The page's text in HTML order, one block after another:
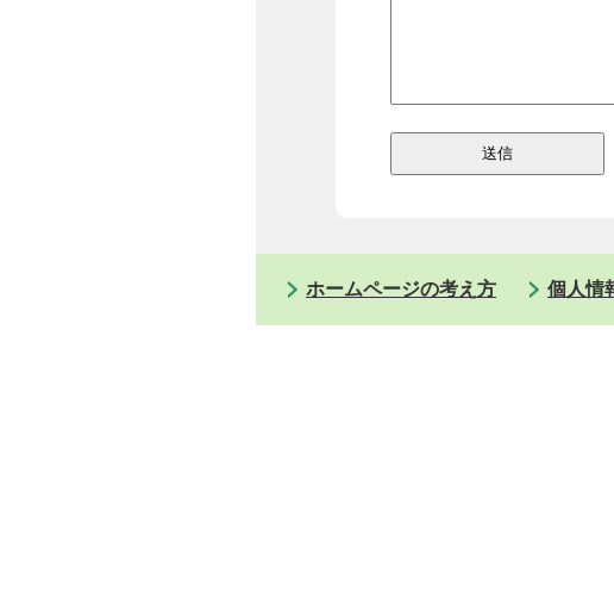
ホームページの考え方 個人情